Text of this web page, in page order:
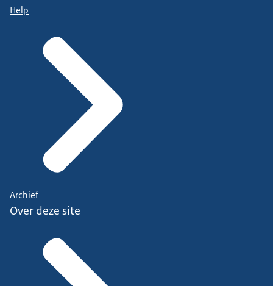
Help
Archief
Over deze site